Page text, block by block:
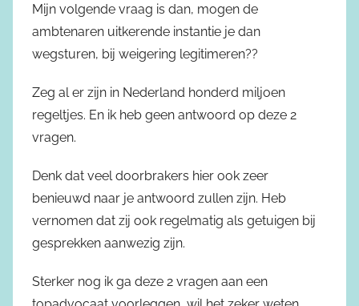
Mijn volgende vraag is dan, mogen de
ambtenaren uitkerende instantie je dan
wegsturen, bij weigering legitimeren??
Zeg al er zijn in Nederland honderd miljoen
regeltjes. En ik heb geen antwoord op deze 2
vragen.
Denk dat veel doorbrakers hier ook zeer
benieuwd naar je antwoord zullen zijn. Heb
vernomen dat zij ook regelmatig als getuigen bij
gesprekken aanwezig zijn.
Sterker nog ik ga deze 2 vragen aan een